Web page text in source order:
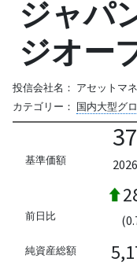
ジャパ
ジオー
投信会社名： アセットマ
カテゴリー： 国内大型グ
基準価額
前日比
純資産総額